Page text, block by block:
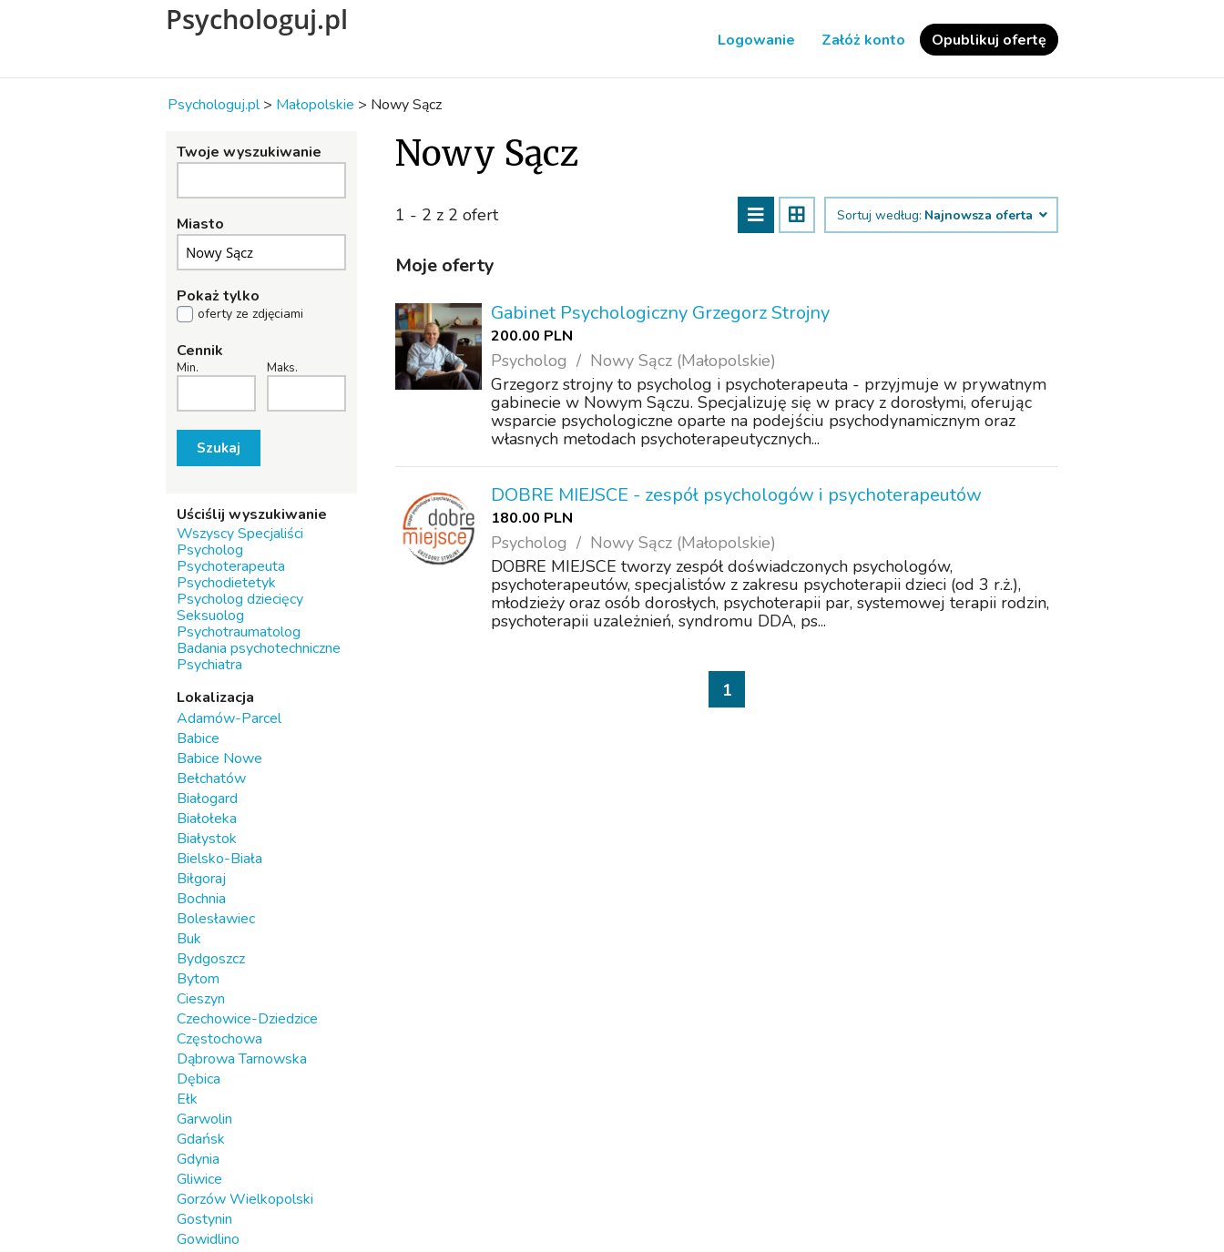
Psychologuj.pl
Logowanie Załóż konto Opublikuj ofertę
Psychologuj.pl > Małopolskie > Nowy Sącz
Twoje wyszukiwanie
Miasto
Pokaż tylko
oferty ze zdjęciami
Cennik
Min. Maks.
Szukaj
Uściślij wyszukiwanie
Wszyscy Specjaliści
Psycholog
Psychoterapeuta
Psychodietetyk
Psycholog dziecięcy
Seksuolog
Psychotraumatolog
Badania psychotechniczne
Psychiatra
Lokalizacja
Adamów-Parcel
Babice
Babice Nowe
Bełchatów
Białogard
Białołeka
Białystok
Bielsko-Biała
Biłgoraj
Bochnia
Bolesławiec
Buk
Bydgoszcz
Bytom
Cieszyn
Czechowice-Dziedzice
Częstochowa
Dąbrowa Tarnowska
Dębica
Ełk
Garwolin
Gdańsk
Gdynia
Gliwice
Gorzów Wielkopolski
Gostynin
Gowidlino
Nowy Sącz
1 - 2 z 2 ofert Sortuj według: Najnowsza oferta
Moje oferty
Gabinet Psychologiczny Grzegorz Strojny
200.00 PLN
Psycholog
Nowy Sącz (Małopolskie)
Grzegorz strojny to psycholog i psychoterapeuta - przyjmuje w prywatnym
gabinecie w Nowym Sączu. Specjalizuję się w pracy z dorosłymi, oferując
wsparcie psychologiczne oparte na podejściu psychodynamicznym oraz
własnych metodach psychoterapeutycznych...
DOBRE MIEJSCE - zespół psychologów i psychoterapeutów
180.00 PLN
Psycholog
Nowy Sącz (Małopolskie)
DOBRE MIEJSCE tworzy zespół doświadczonych psychologów,
psychoterapeutów, specjalistów z zakresu psychoterapii dzieci (od 3 r.ż.),
młodzieży oraz osób dorosłych, psychoterapii par, systemowej terapii rodzin,
psychoterapii uzależnień, syndromu DDA, ps...
1